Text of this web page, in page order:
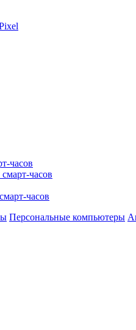
часов
часов
часов
Персональные компьютеры